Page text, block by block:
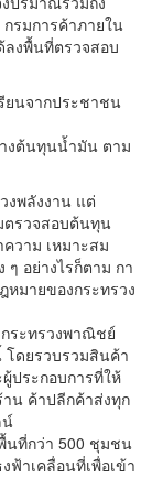
รมการค้าภายใน
ลงพื้นที่ตรวจสอบ
ยนจากประชาชน
งต้นทุนน้ำมัน ตาม
งพลังงาน แต่
ตรวจสอบต้นทุน
วาม เหมาะสม
อย่างไรก็ตาม กา
มายของกระทรวง
ระทรวงพาณิชย์
โดยรวบรวมสินค้า
ประกอบการที่ให้
าน ค้าปลีกค้าส่งทุก
น์
นที่กว่า 500 ชุมชน
ฟ้าเคลื่อนที่เพื่อเข้า